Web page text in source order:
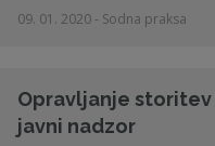
09. 01. 2020 - Sodna praksa
Opravljanje
javni nadzor